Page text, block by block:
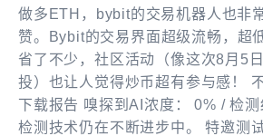
做多ETH，bybit的交易机器人也非
赞。Bybit的交易界面超级流畅，超
省了不少，社区活动（像这次8月5
投）也让人觉得炒币超有参与感！
下载报告 嗅探到AI浓度： 0% / 检测
检测技术仍在不断进步中。 特邀测